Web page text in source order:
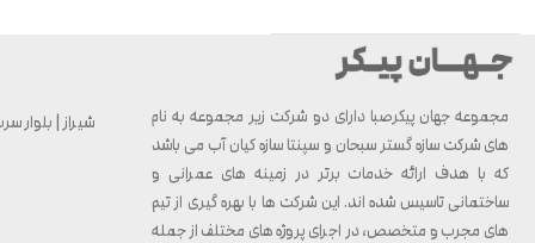
مجموعه جهان پیکرصبا دارای دو شرکت زیر مجموعه به نام
های شرکت سازه گستر سبحان و سپنتا سازه کیان آب می باشد
که با هدف ارائه خدمات برتر در زمینه های عمرانی و
ساختمانی تاسیس شده اند. این شرکت ها با بهره گیری از تیم
های مجرب و متخصص، در اجرای پروژه های مختلف از جمله
شیراز | بلوار